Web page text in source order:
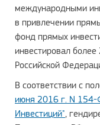
международными
в привлечении
фонд прямых
инвестировал
Российской
В соответствии с
июня 2016 г. N
Инвестиций",